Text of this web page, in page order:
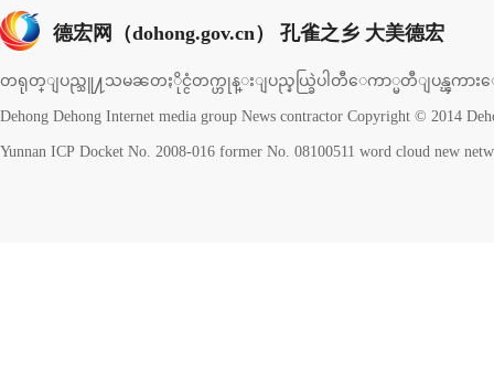
德宏网（dohong.gov.cn） 孔雀之乡 大美德宏
တရုတ္ျပည္သူ႔သမၼတႏိုင္ငံတက္ဟုန္းျပည္နယ္ခြဲပါတီေကာ္မတီျပန္ၾကားေရ
Dehong Dehong Internet media group News contractor Copyright © 2014
Yunnan ICP Docket No. 2008-016 former No. 08100511 word cloud new